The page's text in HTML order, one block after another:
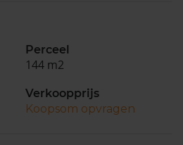
Perceel
144 m2
Verkoopprijs
Koopsom opvragen